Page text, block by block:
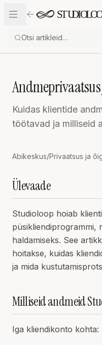
Liigu sisu juurde
Kuidas klientide
töötavad ja milliseid
Abikeskus/Privaatsus ja
Ülevaade
Studioloop hoiab
püsikliendiprogrammi,
haldamiseks. See
hoitakse, kuidas
ja mida
Milliseid andmeid
Iga kliendikonto kohta: